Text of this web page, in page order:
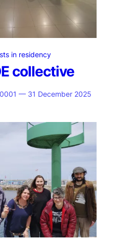
in residency
collective
— 31 December 2025